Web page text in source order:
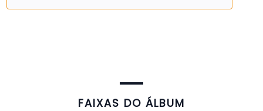
FAIXAS DO ÁLBUM